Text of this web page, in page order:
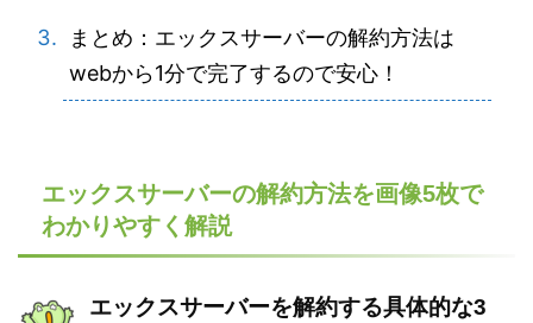
まとめ：エックスサーバーの解約方法は
webから1分で完了するので安心！
エックスサーバーの解約方法を画像5枚で
わかりやすく解説
エックスサーバーを解約する具体的な3